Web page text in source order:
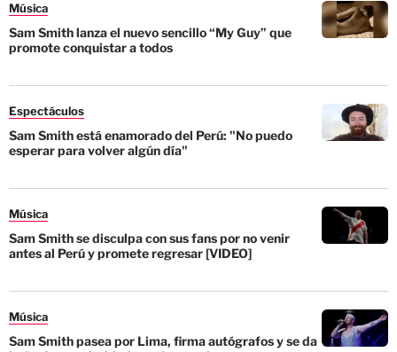
Música
Sam Smith lanza el nuevo sencillo “My Guy” que
promote conquistar a todos
Espectáculos
Sam Smith está enamorado del Perú: "No puedo
esperar para volver algún día"
Música
Sam Smith se disculpa con sus fans por no venir
antes al Perú y promete regresar [VIDEO]
Música
Sam Smith pasea por Lima, firma autógrafos y se da